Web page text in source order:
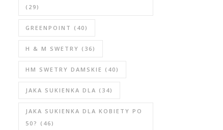
(29)
GREENPOINT (40)
H & M SWETRY (36)
HM SWETRY DAMSKIE (40)
JAKA SUKIENKA DLA (34)
JAKA SUKIENKA DLA KOBIETY PO
50? (46)